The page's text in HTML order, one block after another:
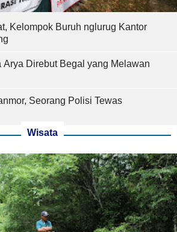
Kelompok Buruh nglurug Kantor
Arya Direbut Begal yang Melawan
Seorang Polisi Tewas
Wisata